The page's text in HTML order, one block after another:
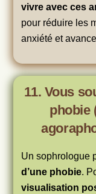
vivre avec ces
pour réduire les
anxiété et
11. Vous
phobie
Un sophrologue
d’une phobie.
visualisation